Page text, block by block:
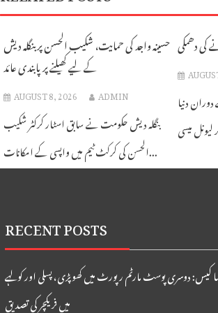
حسینہ واجد کی حمایت، شکیب الحسن پر بنگلہ دیش
کے لیے کھیلنے پر پابندی عائد
AUGUST 8, 2026 ADMIN
بنگلہ دیش حکومت نے سابق اسٹار کرکٹر شکیب
الحسن کی کرکٹ ٹیم میں واپسی کے امکانات...
کی دھمکی
دنیا
RECENT POSTS
کیس: دوسری پوسٹ مارٹم رپورٹ میں کھوپڑی، پسلی اور کولہے
میں فریکچر کی تصدیق